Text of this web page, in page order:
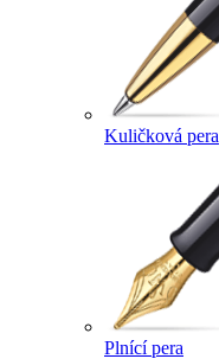
Kuličková pera
Plnící pera